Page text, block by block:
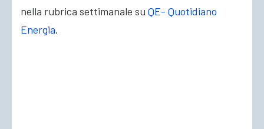
nella rubrica settimanale su QE- Quotidiano
Energia.